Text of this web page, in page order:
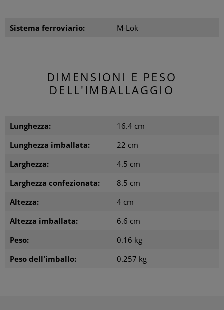
Sistema ferroviario: M-Lok
DIMENSIONI E PESO
DELL'IMBALLAGGIO
Lunghezza:
16.4 cm
Lunghezza imballata:
22 cm
Larghezza:
4.5 cm
Larghezza confezionata:
8.5 cm
Altezza:
4 cm
Altezza imballata:
6.6 cm
Peso:
0.16 kg
Peso dell'imballo:
0.257 kg